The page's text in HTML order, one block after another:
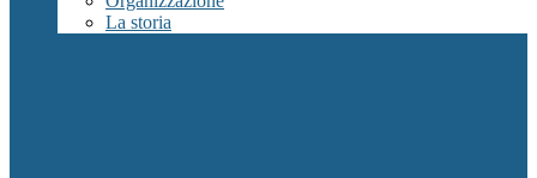
La storia